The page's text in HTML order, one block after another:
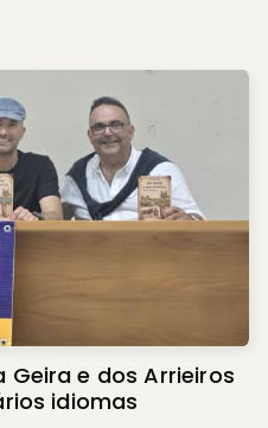
Geira e dos Arrieiros
idiomas